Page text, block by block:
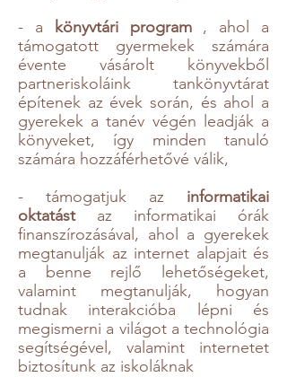
- a
könyvtári program, ahol a
támogatott gyermekek számára
évente vásárolt könyvekből
partneriskoláink tankönyvtárat
építenek az évek során, és ahol a
gyerekek a tanév végén leadják a
könyveket, így minden tanuló
számára hozzáférhetővé válik,
- támogatjuk az informatikai
oktatástaz informatikai órák
finanszírozásával, ahol a gyerekek
megtanulják az internet alapjait és
a benne rejlő lehetőségeket,
valamint megtanulják, hogyan
tudnak interakcióba lépni és
megismerni a világot a technológia
segítségével, valamint internetet
biztosítunk az iskoláknak